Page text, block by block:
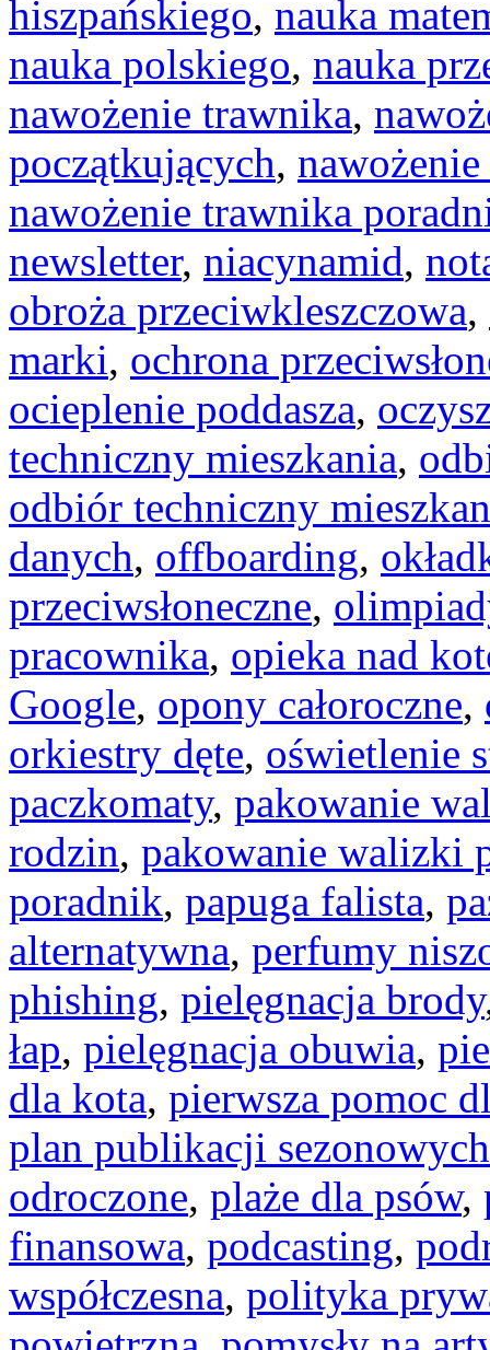
hiszpańskiego, nauka
nauka polskiego, nauka
nawożenie trawnika,
początkujących,
nawożenie trawnika
newsletter, niacynamid,
obroża przeciwkleszczowa,
marki, ochrona
ocieplenie poddasza,
techniczny mieszkania,
odbiór techniczny
danych, offboarding,
przeciwsłoneczne,
pracownika, opieka nad
Google, opony całoroczne,
orkiestry dęte, oświetlenie
paczkomaty, pakowanie
rodzin, pakowanie walizki
poradnik, papuga falista,
alternatywna, perfumy
phishing, pielęgnacja brody
łap, pielęgnacja obuwia,
dla kota, pierwsza pomoc
plan publikacji sezonowych
odroczone, plaże dla psów,
finansowa, podcasting,
współczesna, polityka